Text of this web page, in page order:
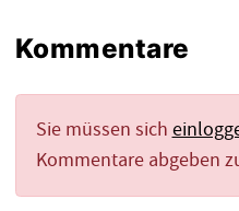
Kommentare
Sie müssen sich
Kommentare abgeben